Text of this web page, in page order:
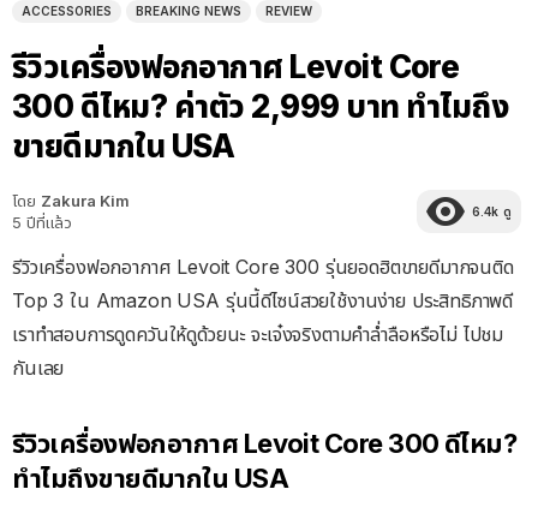
ACCESSORIES BREAKING NEWS REVIEW
รีวิวเครื่องฟอกอากาศ Levoit Core
300 ดีไหม? ค่าตัว 2,999 บาท ทำไมถึง
ขายดีมากใน USA
โดย Zakura Kim
5 ปีที่แล้ว
6.4k ดู
รีวิวเครื่องฟอกอากาศ Levoit Core 300 รุ่นยอดฮิตขายดีมากจนติด
Top 3 ใน Amazon USA รุ่นนี้ดีไซน์สวยใช้งานง่าย ประสิทธิภาพดี
เราทำสอบการดูดควันให้ดูด้วยนะ จะเจ๋งจริงตามคำล่ำลือหรือไม่ ไปชม
กันเลย
รีวิวเครื่องฟอกอากาศ Levoit Core 300 ดีไหม?
ทำไมถึงขายดีมากใน USA